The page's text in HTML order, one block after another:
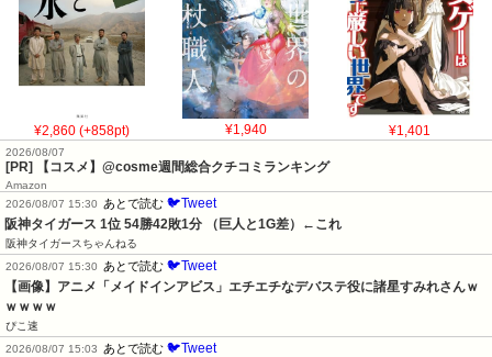
¥2,860 (+858pt) ¥1,940 ¥1,401
2026/08/07
[PR] 【コスメ】@cosme週間総合クチコミランキング
Amazon
2026/08/07 15:30
あとで読む 🐦Tweet
阪神タイガース 1位 54勝42敗1分 （巨人と1G差）←これ
阪神タイガースちゃんねる
2026/08/07 15:30
あとで読む 🐦Tweet
【画像】アニメ「メイドインアビス」エチエチなデバステ役に諸星すみれさんｗ
ｗｗｗｗ
ぴこ速
2026/08/07 15:03
あとで読む 🐦Tweet